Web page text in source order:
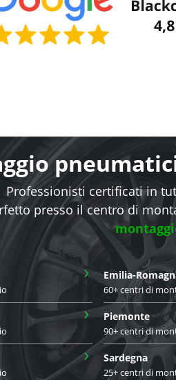
Professionisti certificati in
presso il centro di
› Emilia-
60+ centri di
› Piemonte
90+ centri di
› Sardegna
25+ centri di